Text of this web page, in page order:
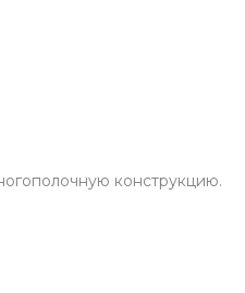
конструкцию.